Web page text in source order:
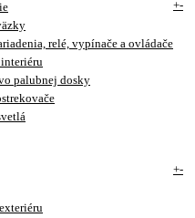
+-
relé, vypínače a ovládače
palubnej dosky
+-